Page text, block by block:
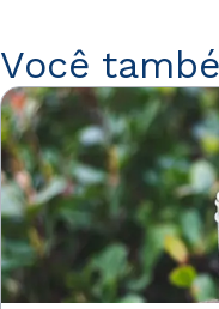
Você